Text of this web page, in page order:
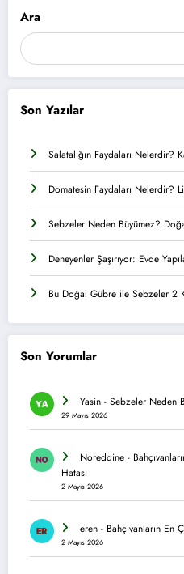
Ara
Son Yazılar
Salatalığın Faydaları
Domatesin Faydaları Nelerdir?
Sebzeler Neden Büyümez?
Deneyenler Şaşırıyor: Evde
Bu Doğal Gübre ile Sebzeler 2
Son Yorumlar
Yasin - Sebzeler Neden
29 Mayıs 2026
Noreddine -
Hatası
2 Mayıs 2026
eren - Bahçıvanların En
2 Mayıs 2026